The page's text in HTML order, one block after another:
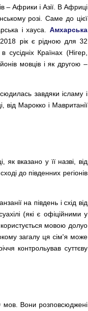
– Африки і Азії. В Африці
розі. Саме до цієї
і хауса. Амхарська
рік є рідною для 32
сусідніх Країнах (Нігер,
мовців і як другою –
завдяки ісламу і
від Марокко і Мавританії
вказано у її назві, від
до південних регіонів
на південь і схід від
(які є офіційними у
мовою долуо
загалу ця сім'я може
контрольував суттєву
мов. Вони розповсюджені